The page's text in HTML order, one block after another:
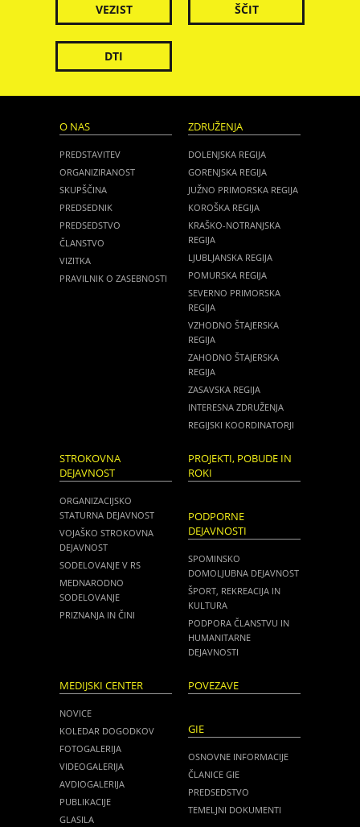
VEZIST ŠČIT
DTI
O NAS
PREDSTAVITEV
ORGANIZIRANOST
SKUPŠČINA
PREDSEDNIK
PREDSEDSTVO
ČLANSTVO
VIZITKA
PRAVILNIK O ZASEBNOSTI
ZDRUŽENJA
DOLENJSKA REGIJA
GORENJSKA REGIJA
JUŽNO PRIMORSKA REGIJA
KOROŠKA REGIJA
KRAŠKO-NOTRANJSKA
REGIJA
LJUBLJANSKA REGIJA
POMURSKA REGIJA
SEVERNO PRIMORSKA
REGIJA
VZHODNO ŠTAJERSKA
REGIJA
ZAHODNO ŠTAJERSKA
REGIJA
ZASAVSKA REGIJA
INTERESNA ZDRUŽENJA
REGIJSKI KOORDINATORJI
STROKOVNA
DEJAVNOST
ORGANIZACIJSKO
STATURNA DEJAVNOST
VOJAŠKO STROKOVNA
DEJAVNOST
SODELOVANJE V RS
MEDNARODNO
SODELOVANJE
PRIZNANJA IN ČINI
PROJEKTI, POBUDE IN
ROKI
PODPORNE
DEJAVNOSTI
SPOMINSKO
DOMOLJUBNA DEJAVNOST
ŠPORT, REKREACIJA IN
KULTURA
PODPORA ČLANSTVU IN
HUMANITARNE
DEJAVNOSTI
MEDIJSKI CENTER
NOVICE
KOLEDAR DOGODKOV
FOTOGALERIJA
VIDEOGALERIJA
AVDIOGALERIJA
PUBLIKACIJE
GLASILA
POVEZAVE
GIE
OSNOVNE INFORMACIJE
ČLANICE GIE
PREDSEDSTVO
TEMELJNI DOKUMENTI